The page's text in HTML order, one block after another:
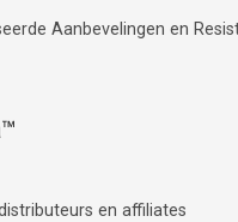
Aanbevelingen en
en affiliates